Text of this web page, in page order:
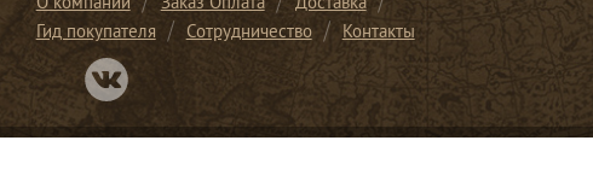
Гид покупателя
Сотрудничество
Контакты
Перейти в нашу группу Вконтакте